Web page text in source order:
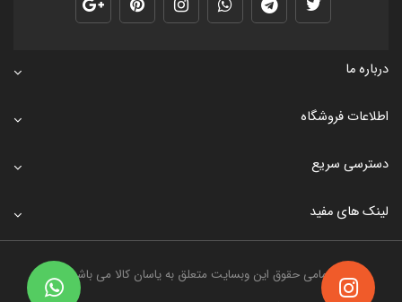
درباره ما
اطلاعات فروشگاه
دسترسی سریع
لینک های مفید
تمامی حقوق این وبسایت متعلق بهیاسان کالا می باشد